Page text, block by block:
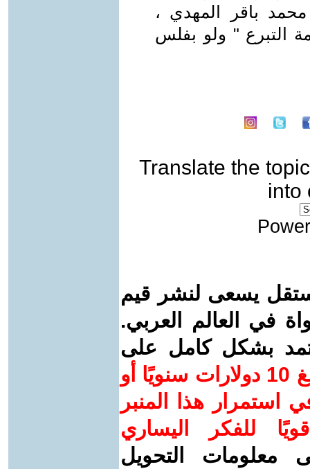
باقر المهدي ،
التبرع " ولو بفلس
Translate the topic
into
يسعى لنشر قيم
في العالم العربي.
بشكل كامل على
ساهم/ي معنا! بدعمكم بمبلغ 10 دولارات سنويًا أو
استمرار هذا المنبر
للفكر اليساري
معلومات التحويل